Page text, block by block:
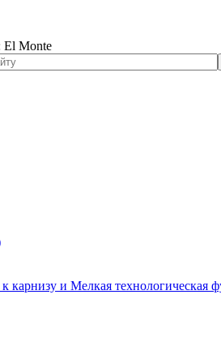
El Monte
карнизу и Мелкая технологическая